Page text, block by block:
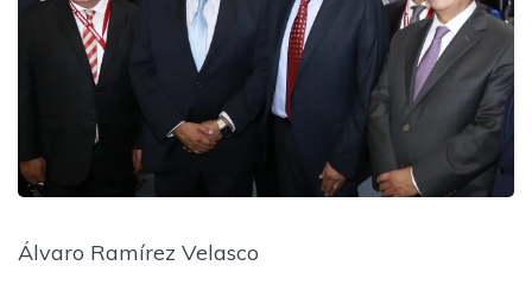
Álvaro Ramírez Velasco